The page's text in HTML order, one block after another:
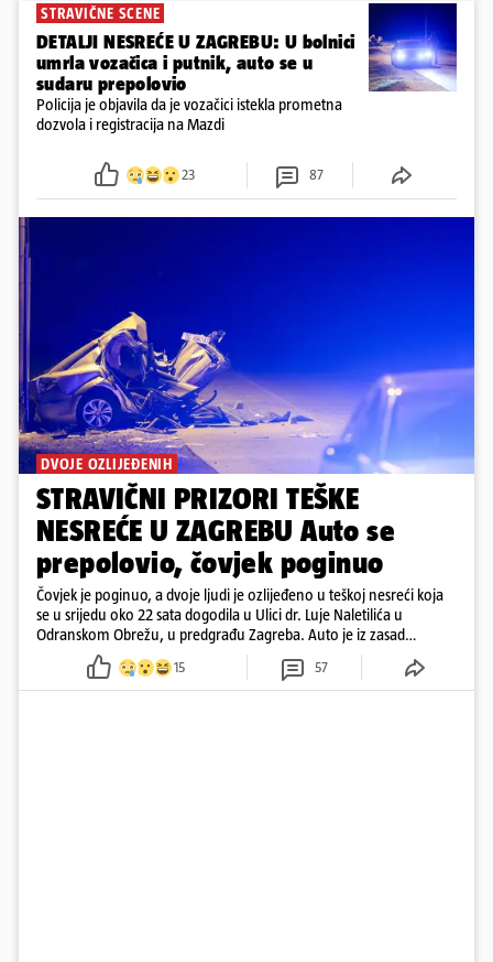
STRAVIČNE SCENE
DETALJI NESREĆE U ZAGREBU: U bolnici
umrla vozačica i putnik, auto se u
sudaru prepolovio
Policija je objavila da je vozačici istekla prometna
dozvola i registracija na Mazdi
23 87
DVOJE OZLIJEĐENIH
STRAVIČNI PRIZORI TEŠKE
NESREĆE U ZAGREBU Auto se
prepolovio, čovjek poginuo
Čovjek je poginuo, a dvoje ljudi je ozlijeđeno u teškoj nesreći koja
se u srijedu oko 22 sata dogodila u Ulici dr. Luje Naletilića u
Odranskom Obrežu, u predgrađu Zagreba. Auto je iz zasad
neutvrđenih razloga sletio s kolnika, a od siline udara vozilo se
prepolovilo.
15 57